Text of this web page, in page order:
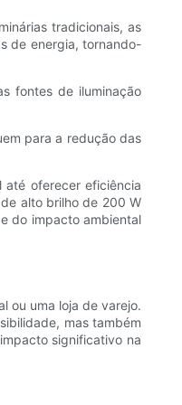
tradicionais, as
de energia, tornando-
fontes de iluminação
para a redução das
oferecer eficiência
alto brilho de 200 W
do impacto ambiental
ou uma loja de varejo.
mas também
significativo na